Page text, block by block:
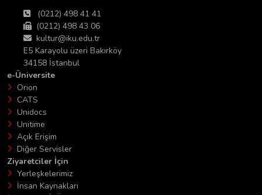
(0212) 498 41 41
(0212) 498 43 06
kultur@iku.edu.tr
E5 Karayolu üzeri Bakırköy
34158 İstanbul
e-Üniversite
Orion
CATS
Unidocs
Unitime
Açık Erişim
Diğer Servisler
Ziyaretciler İçin
Yerleşkelerimiz
İnsan Kaynakları